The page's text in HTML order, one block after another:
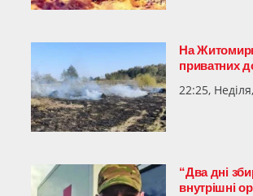
На
приватних
22:25,
“Два дні
внутрішні